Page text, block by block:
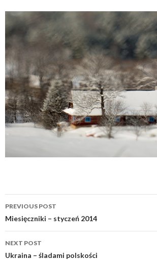
Post
navigation
PREVIOUS POST
Miesięczniki – styczeń 2014
NEXT POST
Ukraina – śladami polskości